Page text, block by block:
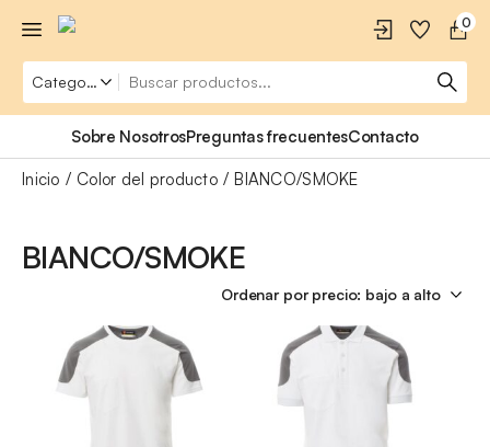
0
Sobre NosotrosPreguntas frecuentesContacto
Inicio Color del producto BIANCO/SMOKE
BIANCO/SMOKE